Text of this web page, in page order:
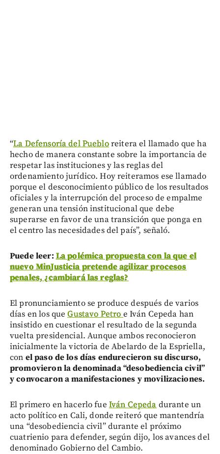
“La Defensoría del Puebloreitera el llamado que ha
hecho de manera constante sobre la importancia de
respetar las instituciones y las reglas del
ordenamiento jurídico. Hoy reiteramos ese llamado
porque el desconocimiento público de los resultados
oficiales y la interrupción del proceso de empalme
generan una tensión institucional que debe
superarse en favor de una transición que ponga en
el centro las necesidades del país”, señaló.
Puede leer: La polémica propuesta con la que el
nuevo MinJusticia pretende agilizar procesos
penales, ¿cambiará las reglas?
El pronunciamiento se produce después de varios
días en los queGustavo Petro e Iván Cepeda han
insistido en cuestionar el resultado de la segunda
vuelta presidencial. Aunque ambos reconocieron
inicialmente la victoria de Abelardo de la Espriella,
con el paso de los días endurecieron su discurso,
promovieron la denominada “desobediencia civil”
y convocaron a manifestaciones y movilizaciones.
El primero en hacerlo fue Iván Cepeda durante un
acto político en Cali, donde reiteró que mantendría
una “desobediencia civil” durante el próximo
cuatrienio para defender, según dijo, los avances del
denominado Gobierno del Cambio.